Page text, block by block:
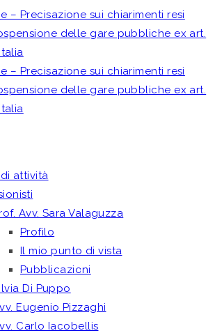
attività
Avv. Sara Valaguzza
Profilo
Il mio punto di vista
Pubblicazioni
Di Puppo
Eugenio Pizzaghi
Carlo Iacobellis